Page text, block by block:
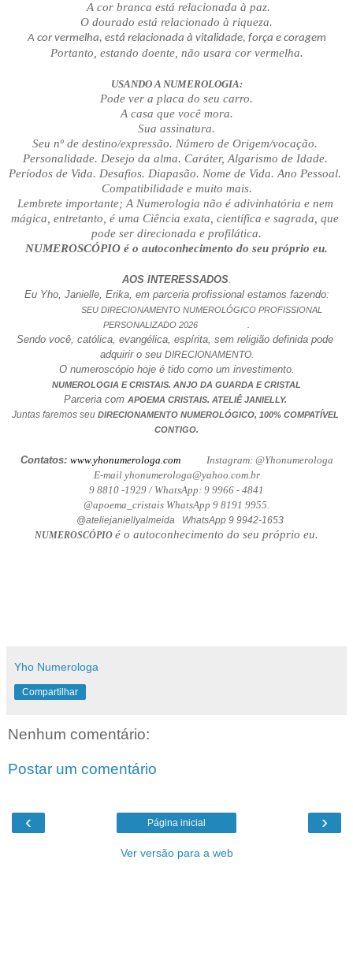
A cor branca está relacionada à paz.
O dourado está relacionado à riqueza.
A cor vermelha, está relacionada à vitalidade, força e coragem
Portanto, estando doente, não usara cor vermelha.
USANDO A NUMEROLOGIA:
Pode ver a placa do seu carro.
A casa que você mora.
Sua assinatura.
Seu nº de destino/expressão. Número de Origem/vocação.
Personalidade. Desejo da alma. Caráter, Algarismo de Idade.
Períodos de Vida. Desafios. Diapasão. Nome de Vida. Ano Pessoal.
Compatibilidade e muito mais.
Lembrete importante; A Numerologia não é adivinhatória e nem
mágica, entretanto, é uma Ciência exata, científica e sagrada, que
pode ser direcionada e profilática.
NUMEROSCÓPIO é o autoconhecimento do seu próprio eu.
AOS INTERESSADOS.
Eu Yho, Janielle, Erika, em parceria profissional estamos fazendo:
SEU DIRECIONAMENTO NUMEROLÓGICO PROFISSIONAL
PERSONALIZADO 2026                     .
Sendo você, católica, evangélica, espírita, sem religião definida pode
adquirir o seu DIRECIONAMENTO.
O numeroscópio hoje é tido como um investimento.
NUMEROLOGIA E CRISTAIS. ANJO DA GUARDA E CRISTAL
Parceria com APOEMA CRISTAIS. ATELIÊ JANIELLY.
Juntas faremos seu DIRECIONAMENTO NUMEROLÓGICO, 100% COMPATÍVEL
CONTIGO.
Contatos: www.yhonumerologa.com Instagram: @Yhonumerologa
E-mail yhonumerologa@yahoo.com.br
9 8810 -1929 / WhatsApp: 9 9966 - 4841
@apoema_cristais WhatsApp 9 8191 9955.
@ateliejaniellyalmeida   WhatsApp 9 9942-1653
NUMEROSCÓPIO é o autoconhecimento do seu próprio eu.
Yho Numerologa
Compartilhar
Nenhum comentário:
Postar um comentário
‹ ›
Página inicial
Ver versão para a web